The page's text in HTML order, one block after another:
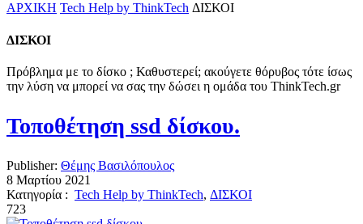
ΑΡΧΙΚΗ Tech Help by ThinkTech ΔΙΣΚΟΙ
ΔΙΣΚΟΙ
Πρόβλημα με το δίσκο ; Καθυστερεί; ακούγετε θόρυβος τότε ίσως
την λύση να μπορεί να σας την δώσει η ομάδα του ThinkTech.gr
Τοποθέτηση ssd δίσκου.
Publisher: Θέμης Βασιλόπουλος
8 Μαρτίου 2021
Κατηγορία : Tech Help by ThinkTech, ΔΙΣΚΟΙ
723